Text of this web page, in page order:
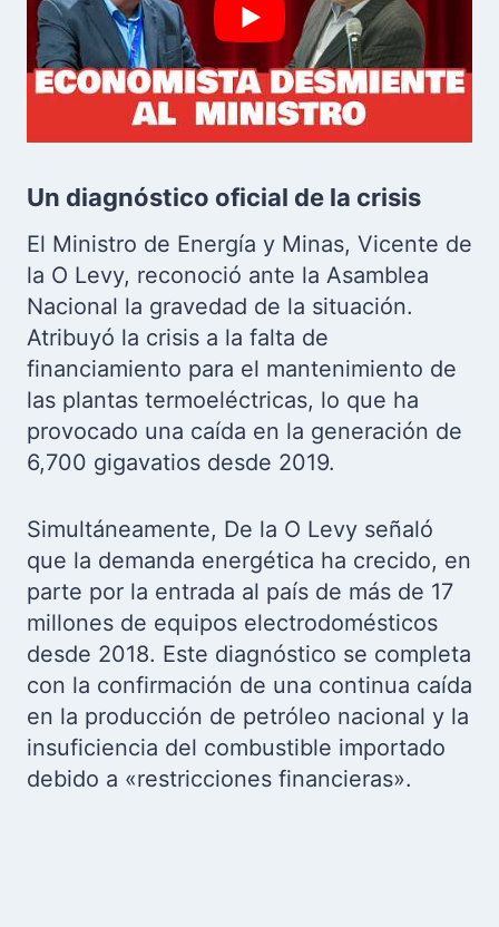
Un diagnóstico oficial de la crisis
El Ministro de Energía y Minas, Vicente de
la O Levy, reconoció ante la Asamblea
Nacional la gravedad de la situación.
Atribuyó la crisis a la falta de
financiamiento para el mantenimiento de
las plantas termoeléctricas, lo que ha
provocado una caída en la generación de
6,700 gigavatios desde 2019.
Simultáneamente, De la O Levy señaló
que la demanda energética ha crecido, en
parte por la entrada al país de más de 17
millones de equipos electrodomésticos
desde 2018. Este diagnóstico se completa
con la confirmación de una continua caída
en la producción de petróleo nacional y la
insuficiencia del combustible importado
debido a «restricciones financieras».